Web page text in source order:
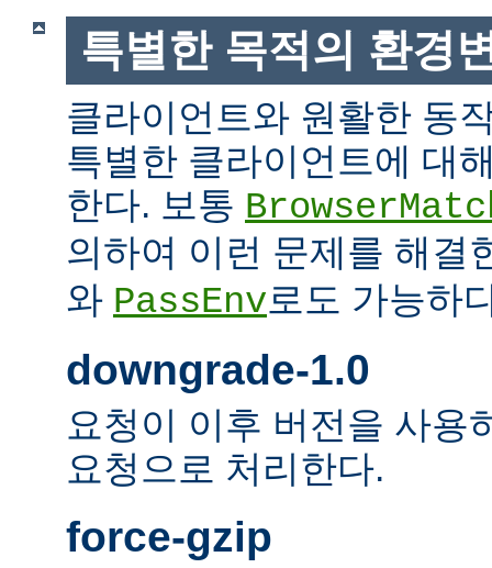
특별한 목적의 환경
클라이언트와 원활한 동
특별한 클라이언트에 대
한다. 보통
의하여 이런 문제를 해결
와 PassEnv로도 가능하
downgrade-1.0
요청이 이후 버전을 사용
요청으로 처리한다.
force-gzip